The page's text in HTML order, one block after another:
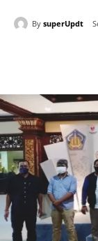
By superUpdt